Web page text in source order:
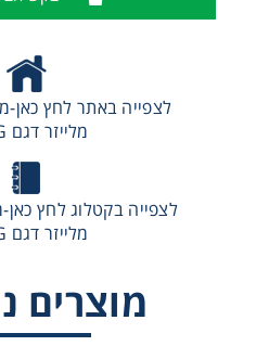
לצפייה באתר לחץ כאן-
מלייזר דגם 559G
לצפייה בקטלוג לחץ
מלייזר דגם 559G
מוצרים
משקפי מגן להגנה